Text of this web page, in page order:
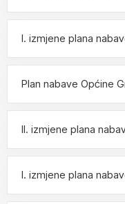
I. izmjene plana
Plan nabave Općine
II. izmjene plana
I. izmjene plana